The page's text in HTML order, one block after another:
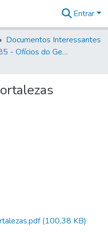
Entrar
Documentos Interessantes
Volume 85 - Ofícios do General Francisco da Cunha Menezes (Governador da Capitania): 1782- 1786
(100,38 KB)